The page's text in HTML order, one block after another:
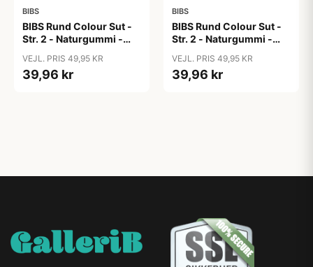
BIBS
BIBS Rund Colour Sut -
Str. 2 - Naturgummi -
Pink/Coral
VEJL. PRIS 49,95 KR
39,96 kr
BIBS
BIBS Rund Colour Sut -
Str. 2 - Naturgummi -
Blush/Woodchuck
VEJL. PRIS 49,95 KR
39,96 kr